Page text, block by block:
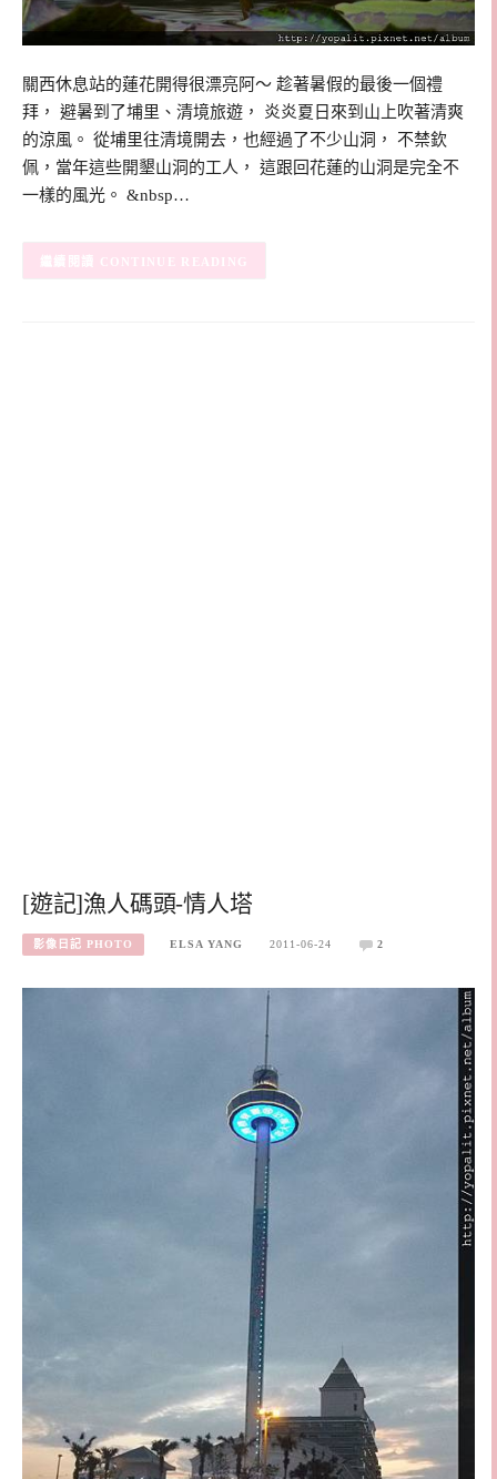
關西休息站的蓮花開得很漂亮阿～ 趁著暑假的最後一個禮
拜， 避暑到了埔里、清境旅遊， 炎炎夏日來到山上吹著清爽
的涼風。 從埔里往清境開去，也經過了不少山洞， 不禁欽
佩，當年這些開墾山洞的工人， 這跟回花蓮的山洞是完全不
一樣的風光。 &nbsp…
CONTINUE READING
[遊記]漁人碼頭-情人塔
影像日記 PHOTO ELSA YANG 2011-06-24 2